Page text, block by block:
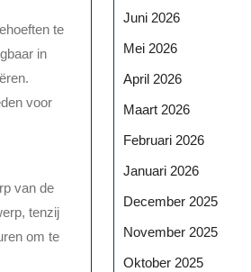
te
in
voor
van de
tenzij
om te
Juni 2026
Mei 2026
April 2026
Maart 2026
Februari 2026
Januari 2026
December 2025
November 2025
Oktober 2025